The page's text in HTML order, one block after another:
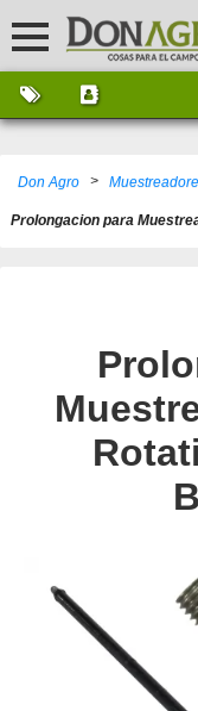
Don Agro >
Prolongacion para